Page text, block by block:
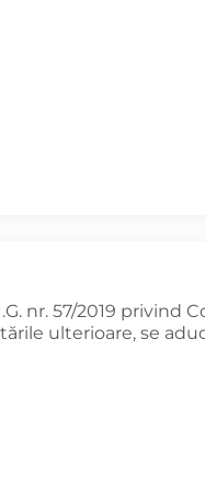
nr. 57/2019 privind
ulterioare, se